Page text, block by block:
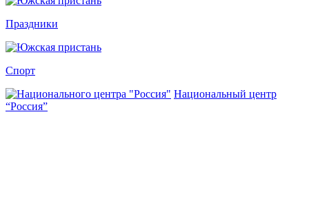
Праздники
Спорт
Национальный центр
“Россия”